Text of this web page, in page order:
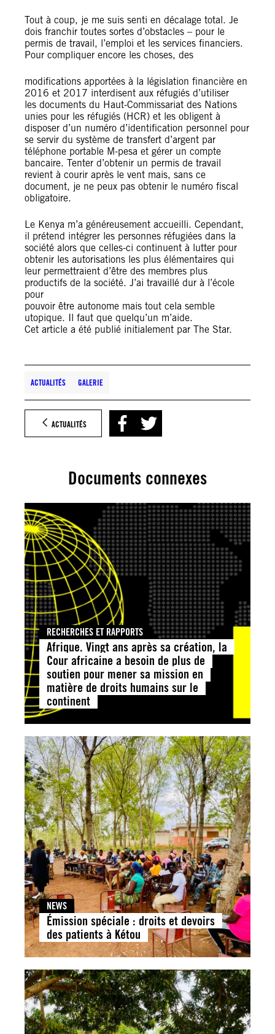
Tout à coup, je me suis senti en décalage total. Je
dois franchir toutes sortes d’obstacles – pour le
permis de travail, l’emploi et les services financiers.
Pour compliquer encore les choses, des
modifications apportées à la législation financière en
2016 et 2017 interdisent aux réfugiés d’utiliser
les documents du Haut-Commissariat des Nations
unies pour les réfugiés (HCR) et les obligent à
disposer d’un numéro d’identification personnel pour
se servir du système de transfert d’argent par
téléphone portable M-pesa et gérer un compte
bancaire. Tenter d’obtenir un permis de travail
revient à courir après le vent mais, sans ce
document, je ne peux pas obtenir le numéro fiscal
obligatoire.
Le Kenya m’a généreusement accueilli. Cependant,
il prétend intégrer les personnes réfugiées dans la
société alors que celles-ci continuent à lutter pour
obtenir les autorisations les plus élémentaires qui
leur permettraient d’être des membres plus
productifs de la société. J’ai travaillé dur à l’école
pour
pouvoir être autonome mais tout cela semble
utopique. Il faut que quelqu’un m’aide.
Cet article a été publié initialement par The Star.
ACTUALITÉS GALERIE
ACTUALITÉS
Documents connexes
RECHERCHES ET RAPPORTS
Afrique. Vingt ans après sa création, la
Cour africaine a besoin de plus de
soutien pour mener sa mission en
matière de droits humains sur le
continent
NEWS
Émission spéciale : droits et devoirs
des patients à Kétou